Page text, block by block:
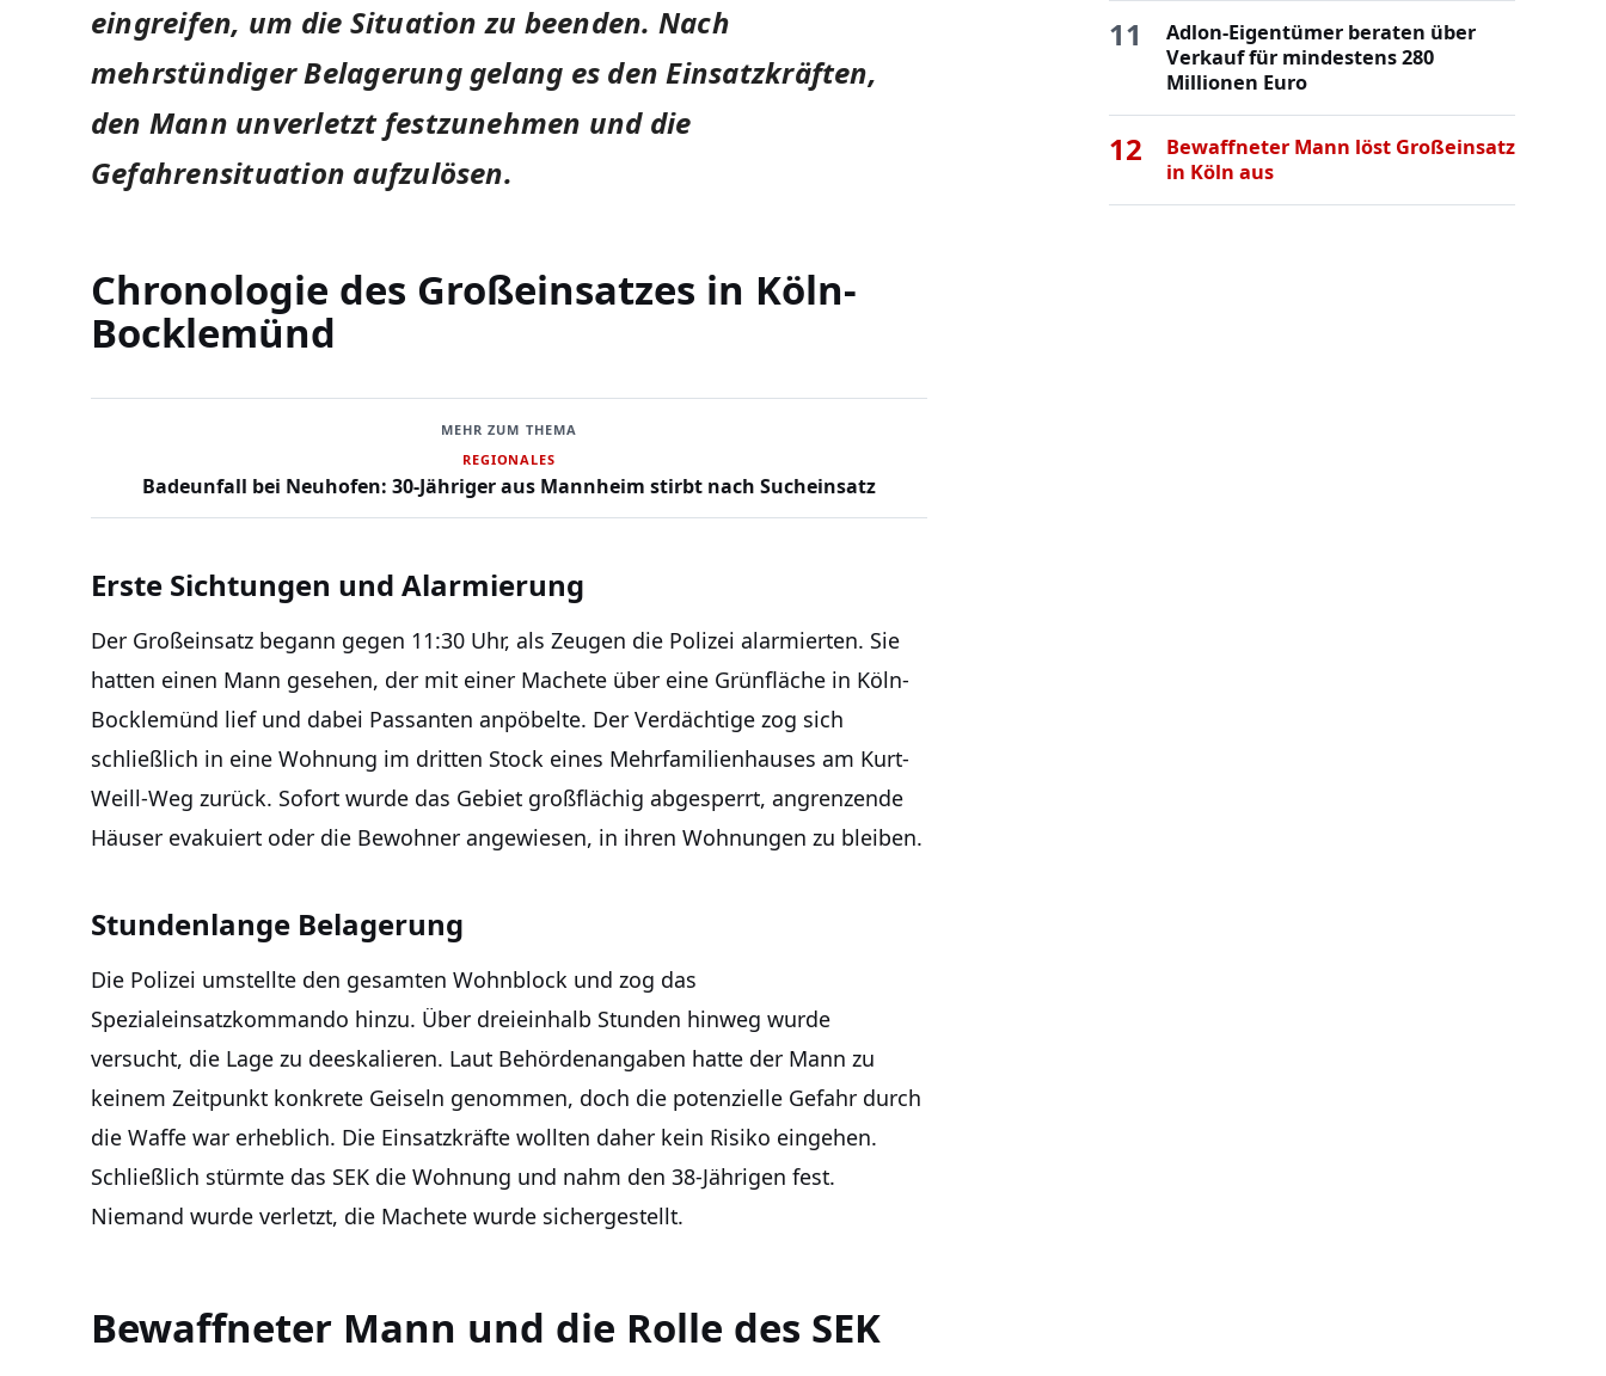
eingreifen, um die Situation zu beenden. Nach
mehrstündiger Belagerung gelang es den Einsatzkräften,
den Mann unverletzt festzunehmen und die
Gefahrensituation aufzulösen.
Chronologie des Großeinsatzes in Köln-
Bocklemünd
MEHR ZUM THEMA
REGIONALES
Badeunfall bei Neuhofen: 30-Jähriger aus Mannheim stirbt nach Sucheinsatz
Erste Sichtungen und Alarmierung
Der Großeinsatz begann gegen 11:30 Uhr, als Zeugen die Polizei alarmierten. Sie
hatten einen Mann gesehen, der mit einer Machete über eine Grünfläche in Köln-
Bocklemünd lief und dabei Passanten anpöbelte. Der Verdächtige zog sich
schließlich in eine Wohnung im dritten Stock eines Mehrfamilienhauses am Kurt-
Weill-Weg zurück. Sofort wurde das Gebiet großflächig abgesperrt, angrenzende
Häuser evakuiert oder die Bewohner angewiesen, in ihren Wohnungen zu bleiben.
Stundenlange Belagerung
Die Polizei umstellte den gesamten Wohnblock und zog das
Spezialeinsatzkommando hinzu. Über dreieinhalb Stunden hinweg wurde
versucht, die Lage zu deeskalieren. Laut Behördenangaben hatte der Mann zu
keinem Zeitpunkt konkrete Geiseln genommen, doch die potenzielle Gefahr durch
die Waffe war erheblich. Die Einsatzkräfte wollten daher kein Risiko eingehen.
Schließlich stürmte das SEK die Wohnung und nahm den 38-Jährigen fest.
Niemand wurde verletzt, die Machete wurde sichergestellt.
Bewaffneter Mann und die Rolle des SEK
11
Adlon-Eigentümer beraten über
Verkauf für mindestens 280
Millionen Euro
12
Bewaffneter Mann löst Großeinsatz
in Köln aus